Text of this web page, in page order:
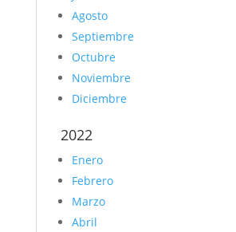
Agosto
Septiembre
Octubre
Noviembre
Diciembre
2022
Enero
Febrero
Marzo
Abril